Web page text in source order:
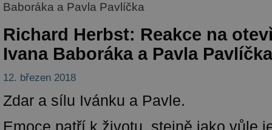
Baboráka a Pavla Pavlíčka
Richard Herbst: Reakce na
Ivana Baboráka a Pavla Pavlíčka
12. březen 2018
Zdar a sílu Ivánku a Pavle.
Emoce patří k životu, stejně jako vůle